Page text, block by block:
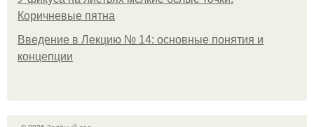
Коричневые пятна
Введение в Лекцию № 14: основные понятия и
концепции